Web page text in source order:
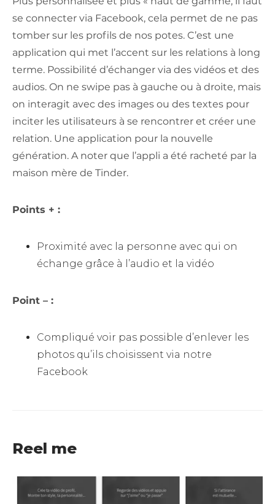
se connecter via Facebook, cela permet de ne pas
tomber sur les profils de nos potes. C’est une
application qui met l’accent sur les relations à long
terme. Possibilité d’échanger via des vidéos et des
audios. On ne swipe pas à gauche ou à droite, mais
on interagit avec des images ou des textes pour
inciter les utilisateurs à se rencontrer et créer une
relation. Une application pour la nouvelle
génération. A noter que l’appli a été racheté par la
maison mère de Tinder.
Points + :
Proximité avec la personne avec qui on
échange grâce à l’audio et la vidéo
Point – :
Compliqué voir pas possible d’enlever les
photos qu’ils choisissent via notre
Facebook
Reel me